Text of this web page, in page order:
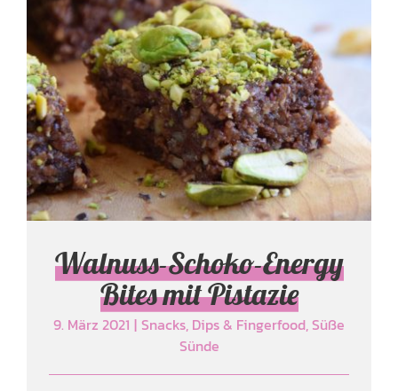
Walnuss-Schoko-Energy
Bites mit Pistazie
Snacks, Dips & Fingerfood Süße Sünde
Walnuss-Schoko-Energy
Bites mit Pistazie
9. März 2021 | Snacks, Dips & Fingerfood,Süße
Sünde